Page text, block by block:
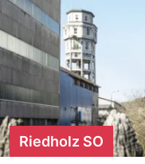
Riedholz SO